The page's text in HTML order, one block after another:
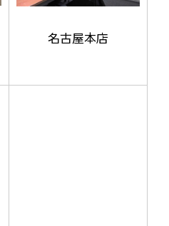
名古屋本店